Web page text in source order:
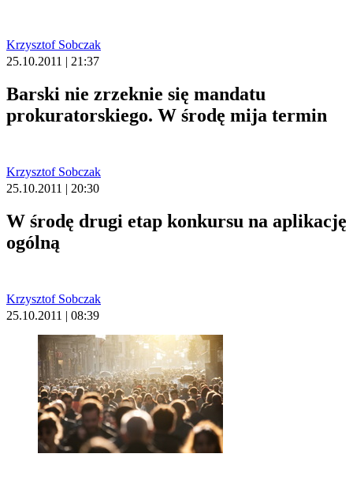
Krzysztof Sobczak
25.10.2011 | 21:37
Barski nie zrzeknie się mandatu
prokuratorskiego. W środę mija termin
Krzysztof Sobczak
25.10.2011 | 20:30
W środę drugi etap konkursu na aplikację
ogólną
Krzysztof Sobczak
25.10.2011 | 08:39